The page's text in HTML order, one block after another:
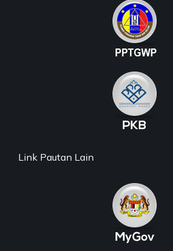
Link Pautan Lain